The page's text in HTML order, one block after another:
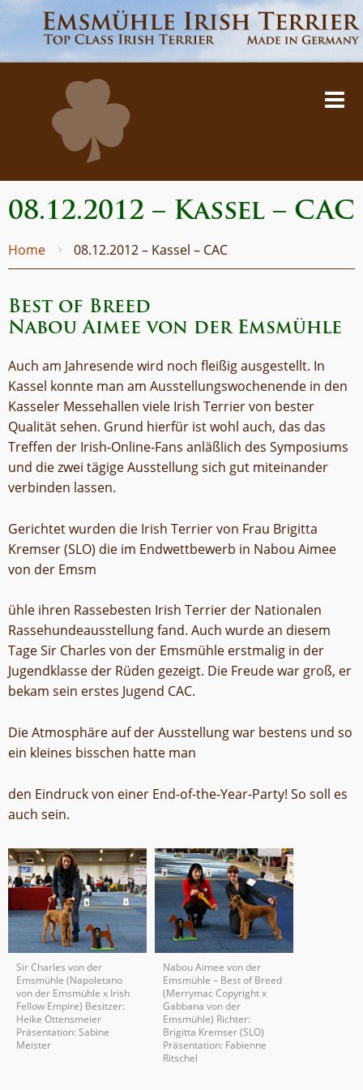
08.12.2012 – Kassel – CAC
Home 08.12.2012 – Kassel – CAC
Best of Breed
Nabou Aimee von der Emsmühle
Auch am Jahresende wird noch fleißig ausgestellt. In
Kassel konnte man am Ausstellungswochenende in den
Kasseler Messehallen viele Irish Terrier von bester
Qualität sehen. Grund hierfür ist wohl auch, das das
Treffen der Irish-Online-Fans anläßlich des Symposiums
und die zwei tägige Ausstellung sich gut miteinander
verbinden lassen.
Gerichtet wurden die Irish Terrier von Frau Brigitta
Kremser (SLO) die im Endwettbewerb in Nabou Aimee
von der Emsm
ühle ihren Rassebesten Irish Terrier der Nationalen
Rassehundeausstellung fand. Auch wurde an diesem
Tage Sir Charles von der Emsmühle erstmalig in der
Jugendklasse der Rüden gezeigt. Die Freude war groß, er
bekam sein erstes Jugend CAC.
Die Atmosphäre auf der Ausstellung war bestens und so
ein kleines bisschen hatte man
den Eindruck von einer End-of-the-Year-Party! So soll es
auch sein.
Sir Charles von der
Emsmühle (Napoletano
von der Emsmühle x Irish
Fellow Empire) Besitzer:
Heike Ottensmeier
Präsentation: Sabine
Meister
Nabou Aimee von der
Emsmühle – Best of Breed
(Merrymac Copyright x
Gabbana von der
Emsmühle) Richter:
Brigitta Kremser (SLO)
Präsentation: Fabienne
Ritschel